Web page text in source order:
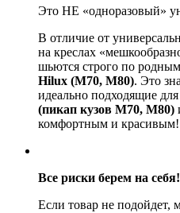
Это НЕ «одноразовый»
В отличие от
на креслах
шьются строго по
Hilux (M70, M80). Это
идеально подходящие для
(пикап кузов М70, М80)
комфортным и красивым!
Все риски берем на себя!
Если товар не подойдет,